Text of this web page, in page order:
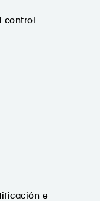
control
e